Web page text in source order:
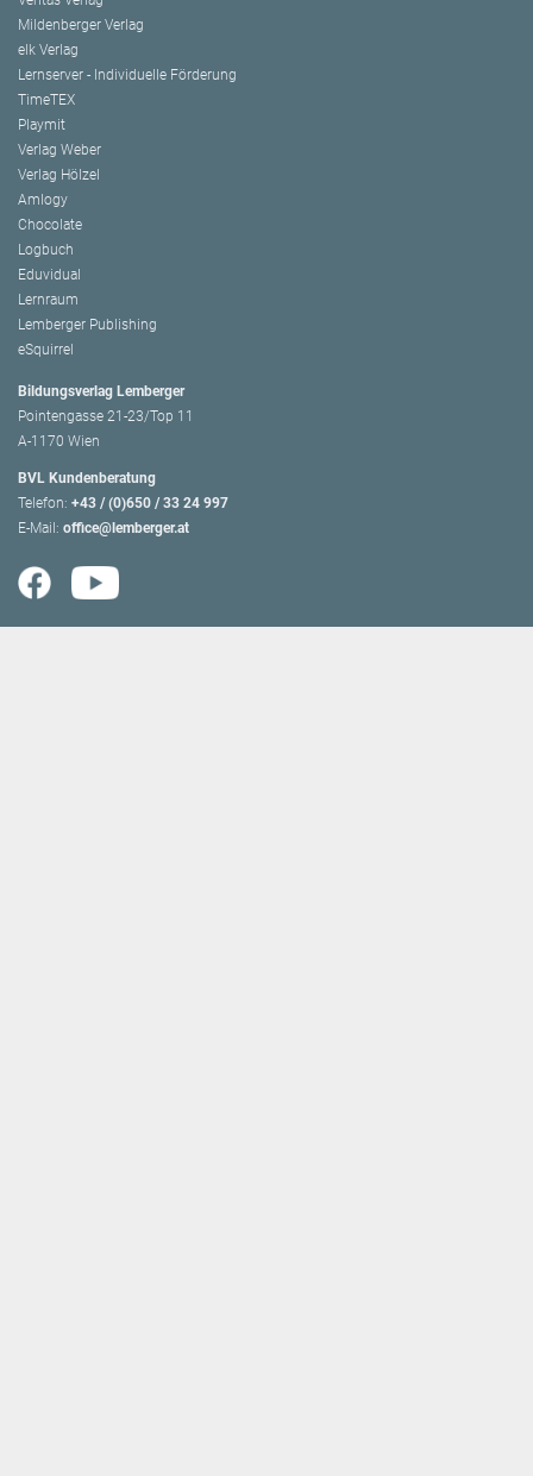
Mildenberger Verlag
elk Verlag
Lernserver - Individuelle Förderung
TimeTEX
Playmit
Verlag Weber
Verlag Hölzel
Amlogy
Chocolate
Logbuch
Eduvidual
Lernraum
Lemberger Publishing
eSquirrel
Bildungsverlag Lemberger
Pointengasse 21-23/Top 11
A-1170 Wien
BVL Kundenberatung
Telefon: +43 / (0)650 / 33 24 997
E-Mail: office@lemberger.at